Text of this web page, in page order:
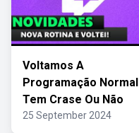
Voltamos A
Programação Normal
Tem Crase Ou Não
25 September 2024